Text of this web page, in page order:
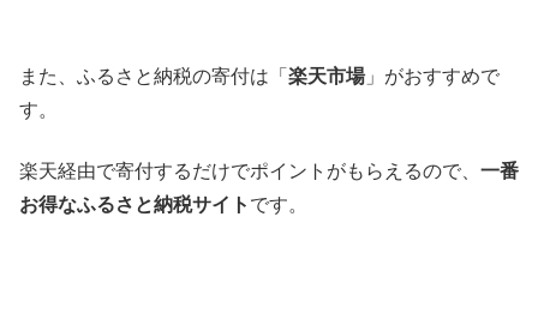
また、ふるさと納税の寄付は「 楽天市場」がおすすめで
す。
楽天経由で寄付するだけでポイントがもらえるので、 一番
お得なふるさと納税サイト です。